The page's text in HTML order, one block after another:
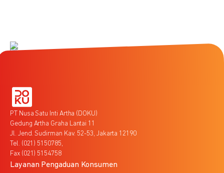
PT Nusa Satu Inti Artha (DOKU)
Gedung Artha Graha Lantai 11
Jl. Jend. Sudirman Kav. 52-53, Jakarta 12190
Tel. (021) 5150785,
Fax (021) 5154758
Layanan Pengaduan Konsumen